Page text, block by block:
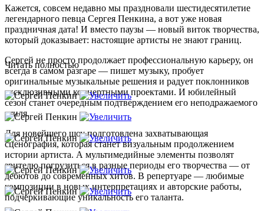
Кажется, совсем недавно мы праздновали шестидесятилетие
легендарного певца Сергея Пенкина, а вот уже новая
праздничная дата! И вместо паузы — новый виток творчества,
который доказывает: настоящие артисты не знают границ.
Сергей не просто продолжает профессиональную карьеру, он
всегда в самом разгаре — пишет музыку, пробует
оригинальные музыкальные решения и радует поклонников
эксклюзивными концертными проектами. И юбилейный
сезон станет очередным подтверждением его неподражаемого
стиля.
Для новейшего шоу подготовлена захватывающая
сценография, которая станет визуальным продолжением
истории артиста. А мультимедийные элементы позволят
зрителю погрузиться в разные периоды его творчества — от
дебютов до современных хитов. В репертуаре — любимые
композиции в новых интерпретациях и авторские работы,
подчеркивающие уникальность его таланта.
Читать полностью